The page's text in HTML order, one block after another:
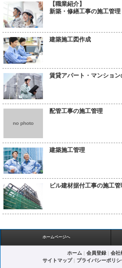
【職業紹介】
新築・修繕工事の施工管理
建築施工図作成
賃貸アパート・マンション
no photo
配管工事の施工管理
建築施工管理
ビル建材据付工事の施工
ホームページへ
ホーム| 会員登録| 会社
サイトマップ| プライバシーポリシ